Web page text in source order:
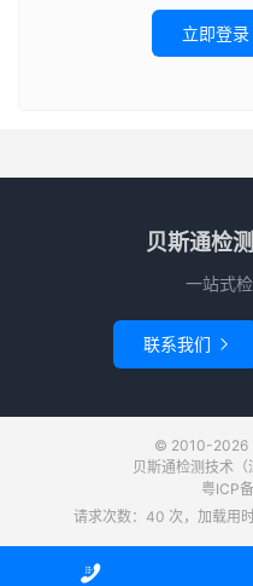
立即登录
贝斯通检
一站式
联系我们 
© 2010-2026
贝斯通检测技术
粤ICP
请求次数：40 次，加载用
